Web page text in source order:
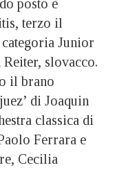
posto è
terzo il
Junior
slovacco.
il brano
di Joaquin
classica di
Ferrara e
Cecilia